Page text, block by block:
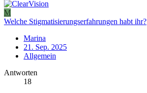
M
Welche Stigmatisierungserfahrungen habt ihr?
Marina
21. Sep. 2025
Allgemein
Antworten
18